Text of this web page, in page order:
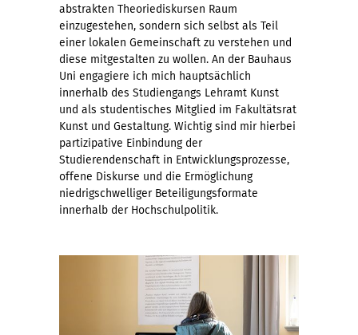
abstrakten Theoriediskursen Raum
einzugestehen, sondern sich selbst als Teil
einer lokalen Gemeinschaft zu verstehen und
diese mitgestalten zu wollen. An der Bauhaus
Uni engagiere ich mich hauptsächlich
innerhalb des Studiengangs Lehramt Kunst
und als studentisches Mitglied im Fakultätsrat
Kunst und Gestaltung. Wichtig sind mir hierbei
partizipative Einbindung der
Studierendenschaft in Entwicklungsprozesse,
offene Diskurse und die Ermöglichung
niedrigschwelliger Beteiligungsformate
innerhalb der Hochschulpolitik.